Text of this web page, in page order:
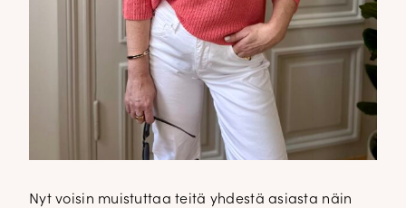
Nyt voisin muistuttaa teitä yhdestä asiasta näin